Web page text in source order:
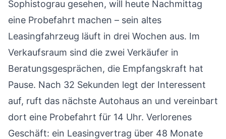
Sophistograu gesehen, will heute Nachmittag
eine Probefahrt machen – sein altes
Leasingfahrzeug läuft in drei Wochen aus. Im
Verkaufsraum sind die zwei Verkäufer in
Beratungsgesprächen, die Empfangskraft hat
Pause. Nach 32 Sekunden legt der Interessent
auf, ruft das nächste Autohaus an und vereinbart
dort eine Probefahrt für 14 Uhr. Verlorenes
Geschäft: ein Leasingvertrag über 48 Monate